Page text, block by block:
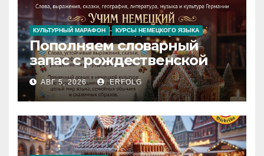
КУЛЬТУРНЫЙ МАРАФОН КУРСЫ НЕМЕЦКОГО ЯЗЫКА
Пополняем словарный
запас с рождественской
сказкой! Учим немецкий
вместе с Lebkuchenhaus
АВГ 5, 2026 ERFOLG